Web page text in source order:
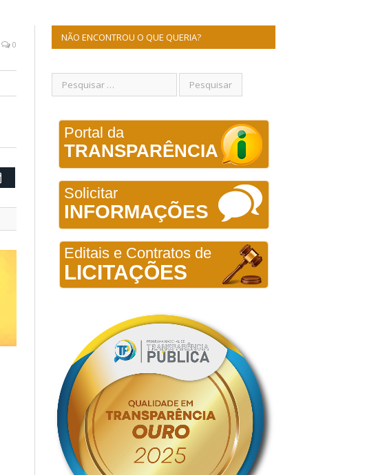
0
Email
NÃO ENCONTROU O QUE QUERIA?
Portal da
TRANSPARÊNCIA
Solicitar
INFORMAÇÕES
Editais e Contratos de
LICITAÇÕES